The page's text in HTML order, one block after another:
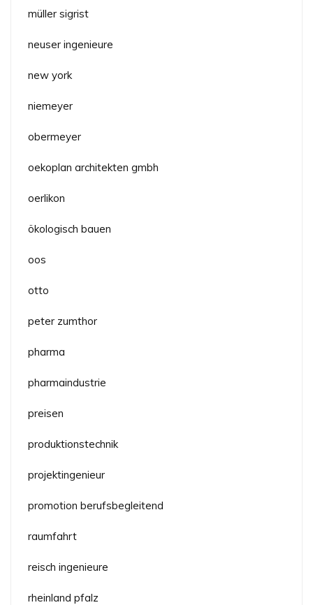
müller sigrist
neuser ingenieure
new york
niemeyer
obermeyer
oekoplan architekten gmbh
oerlikon
ökologisch bauen
oos
otto
peter zumthor
pharma
pharmaindustrie
preisen
produktionstechnik
projektingenieur
promotion berufsbegleitend
raumfahrt
reisch ingenieure
rheinland pfalz